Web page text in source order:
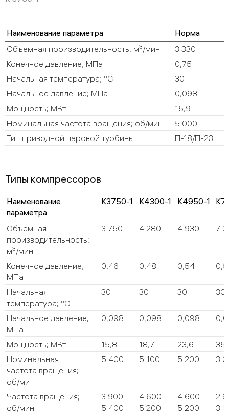
Наименование параметра
Норма
Объемная производительность; м3/мин
3 330
Конечное давление; МПа
0,75
Начальная температура; °C
30
Начальное давление; МПа
0,098
Мощность; МВт
15,9
Номинальная частота вращения; об/мин
5 000
Тип приводной паровой турбины
П-18/П-23
Типы компрессоров
Наименование
параметра
К3750-1 К4300-1 К4950-1
Объемная
производительность;
м3/мин
3 750 4 280 4 930 7
Конечное давление;
МПа
0,46 0,48 0,54
Начальная
температура; °C
30 30 30 30
Начальное давление;
МПа
0,098 0,098 0,098
Мощность; МВт 15,8 18,7 23,6
35
Номинальная
частота вращения;
об/ми
5 400 5 100 5 200 3
Частота вращения;
об/мин
3 900–
5 400
4 600–
5 200
4 600–
5 200
2
3